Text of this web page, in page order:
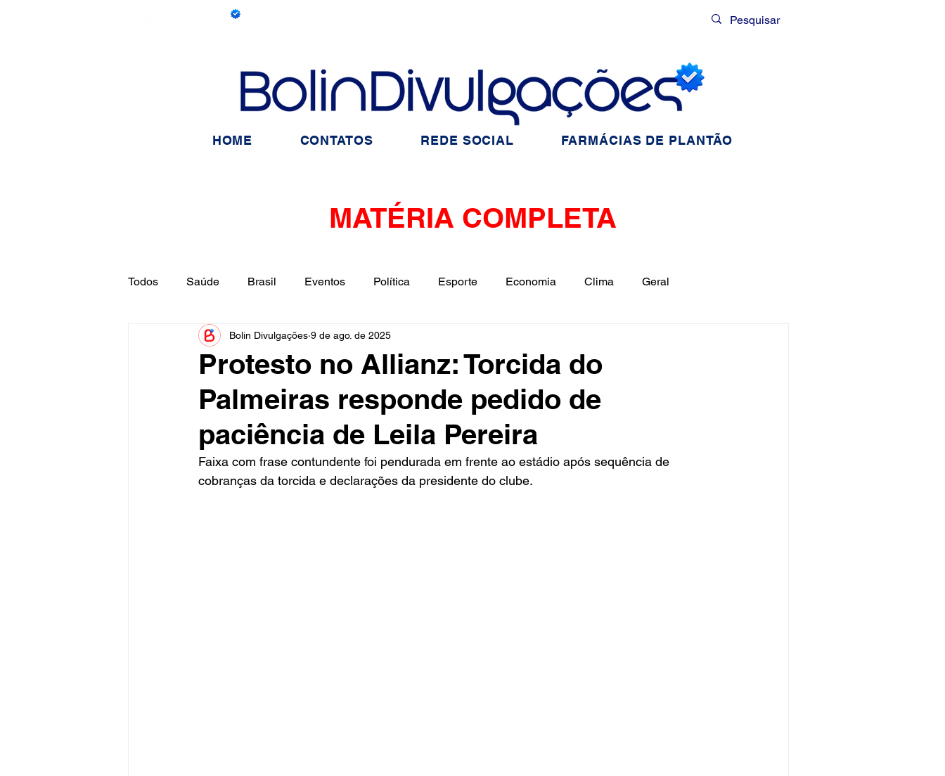
MATÉRIA COMPLETA
Todos Saúde Brasil Eventos Política Esporte Economia Clima Geral
Informe Publicitário Judiciário Cidades
Tecnologia Educação Influencer Luto Artista Seleção Brasileira
Protesto no Allianz: Torcida do
Palmeiras responde pedido de
paciência de Leila Pereira
Bolin Divulgações 9 de ago. de 2025
Faixa com frase contundente foi pendurada em frente ao estádio após sequência de
cobranças da torcida e declarações da presidente do clube.
HOME CONTATOS REDE SOCIAL FARMÁCIAS DE PLANTÃO